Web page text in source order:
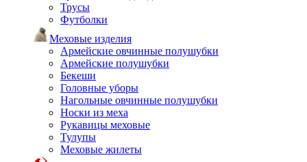
Трусы
Футболки
Меховые изделия
Армейские овчинные полушубки
Армейские полушубки
Бекеши
Головные уборы
Нагольные овчинные полушубки
Носки из меха
Рукавицы меховые
Тулупы
Меховые жилеты